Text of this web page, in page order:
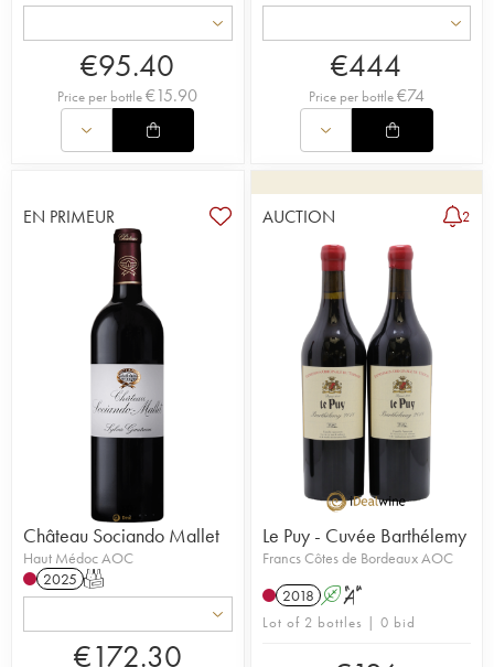
€95.40
Price per bottle€15.90
€444
Price per bottle€74
EN PRIMEUR
Château Sociando Mallet
Haut Médoc AOC
2025 T
€172.30
AUCTION 2
Le Puy - Cuvée Barthélemy
Francs Côtes de Bordeaux AOC
2018 A S
Lot of 2 bottles | 0 bid